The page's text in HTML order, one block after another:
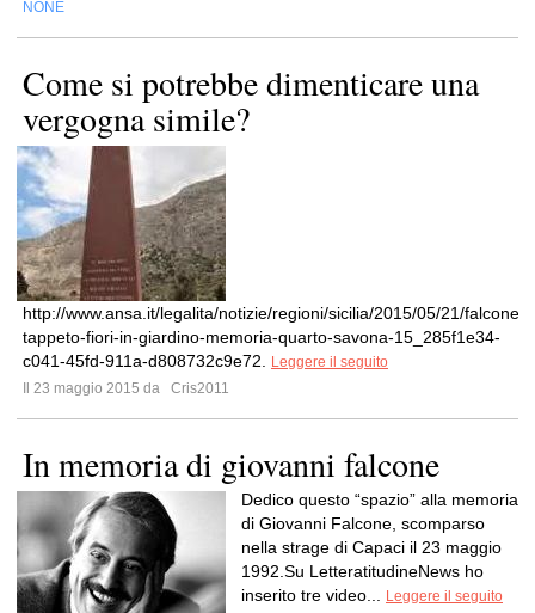
NONE
Come si potrebbe dimenticare una
vergogna simile?
http://www.ansa.it/legalita/notizie/regioni/sicilia/2015/05/21/falcone-
tappeto-fiori-in-giardino-memoria-quarto-savona-15_285f1e34-
c041-45fd-911a-d808732c9e72.
Leggere il seguito
Il 23 maggio 2015 da
Cris2011
In memoria di giovanni falcone
Dedico questo “spazio” alla memoria
di Giovanni Falcone, scomparso
nella strage di Capaci il 23 maggio
1992.Su LetteratitudineNews ho
inserito tre video...
Leggere il seguito